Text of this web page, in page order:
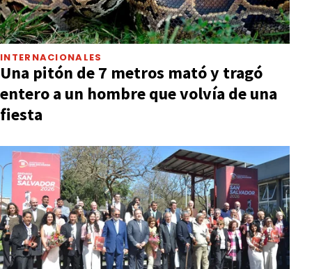
INTERNACIONALES
Una pitón de 7 metros mató y tragó
entero a un hombre que volvía de una
fiesta